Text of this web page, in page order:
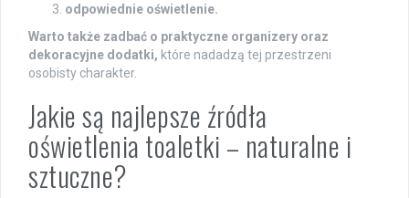
odpowiednie oświetlenie.
Warto także zadbać o praktyczne organizery oraz
dekoracyjne dodatki, które nadadzą tej przestrzeni
osobisty charakter.
Jakie są najlepsze źródła
oświetlenia toaletki – naturalne i
sztuczne?